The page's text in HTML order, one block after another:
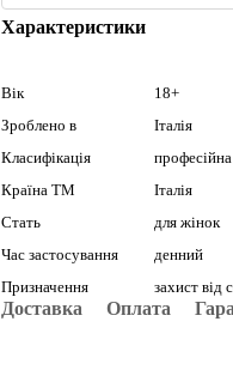
Характеристики
Вік
18+
Зроблено в
Італія
Класифікація
професійна
Країна ТМ
Італія
Стать
для жінок
Час застосування
денний
Призначення
захист від
Доставка Оплата